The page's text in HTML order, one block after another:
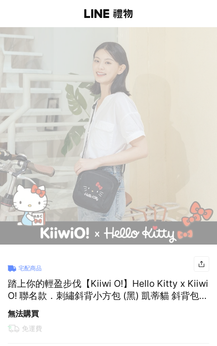
宅配商品
踏上你的輕盈步伐【Kiiwi O!】Hello Kitty x Kiiwi
O! 聯名款．刺繡斜背小方包 (黑) 凱蒂貓 斜背包
帆布包 出遊 購物 逛街 輕巧耐用 可愛療癒 女生禮
物
無法購買
免運費